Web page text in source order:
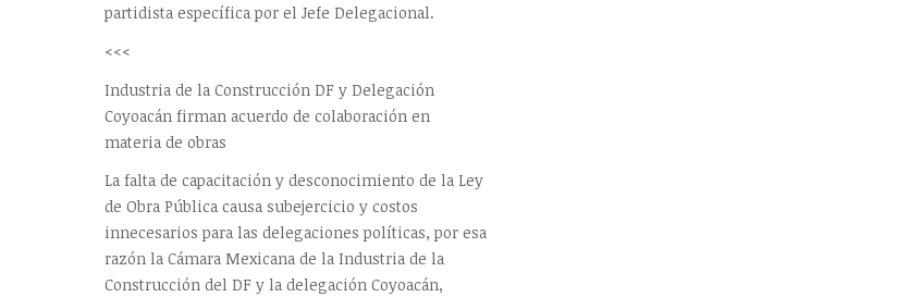
partidista específica por el Jefe Delegacional.
<<<
Industria de la Construcción DF y Delegación
Coyoacán firman acuerdo de colaboración en
materia de obras
La falta de capacitación y desconocimiento de la Ley
de Obra Pública causa subejercicio y costos
innecesarios para las delegaciones políticas, por esa
razón la Cámara Mexicana de la Industria de la
Construcción del DF y la delegación Coyoacán,